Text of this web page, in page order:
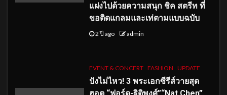
แฝงไปด้วยความสนุก ชิค สตรีท ที่
ขอติดแกลมและเท่ตามแบบฉบับ
2 ปี ago admin
EVENT & CONCERT FASHION UPDATE
ปังไม่ไหว! 3 พระเอกซีรีส์วายสุด
ฮอต “ฟอร์ด-ฐิติพงศ์”“Nat Chen”